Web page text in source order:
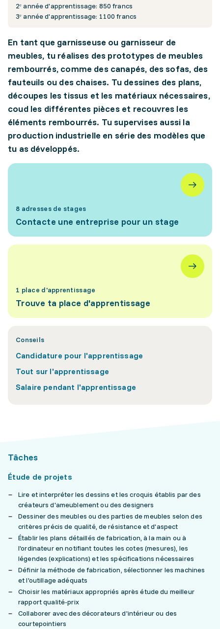
2ᵉ année d'apprentissage: 850 francs
3ᵉ année d'apprentissage: 1100 francs
En tant que garnisseuse ou garnisseur de
meubles, tu réalises des prototypes de meubles
rembourrés, comme des canapés, des sofas, des
fauteuils ou des chaises. Tu dessines des plans,
découpes les tissus et les matériaux nécessaires,
coud les différentes pièces et recouvres les
éléments rembourrés. Tu supervises aussi la
production industrielle en série des modèles que
tu as développés.
8 adresses de stages
Contacte une entreprise pour un stage
1 place d'apprentissage
Trouve ta place d'apprentissage
Conseils
Candidature pour l'apprentissage
Tout sur l'apprentissage
Salaire pendant l'apprentissage
Tâches
Étude de projets
Lire et interpréter les dessins et les croquis établis par des
créateurs d'ameublement ou des designers
Dessiner des meubles ou des parties de meubles selon des
critères précis de qualité, de résistance et d'aspect
Établir les plans détaillés de fabrication, à la main ou à
l'ordinateur en notifiant toutes les cotes (mesures), les
légendes (explications) et les spécifications nécessaires
Définir la méthode de fabrication, sélectionner les machines
et l'outillage adéquats
Choisir les matériaux appropriés après étude du meilleur
rapport qualité-prix
Collaborer avec des décorateurs d'intérieur ou des
courtepointiers